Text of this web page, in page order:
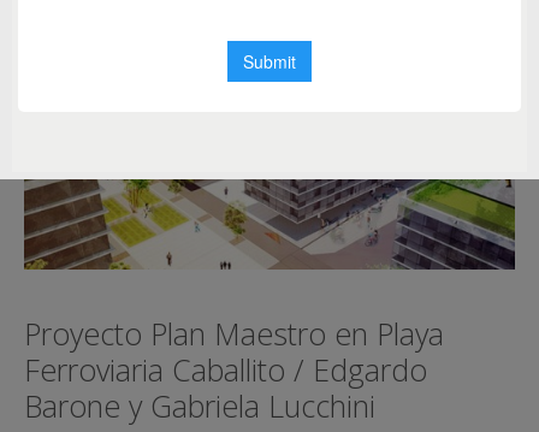
Proyecto Plan Maestro en Playa
Ferroviaria Caballito / Edgardo
Barone y Gabriela Lucchini